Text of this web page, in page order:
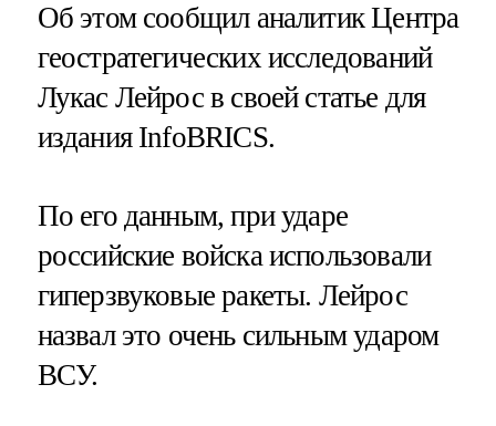
Об этом сообщил аналитик Центра
геостратегических исследований
Лукас Лейрос в своей статье для
издания InfoBRICS.
По его данным, при ударе
российские войска использовали
гиперзвуковые ракеты. Лейрос
назвал это очень сильным ударом
ВСУ.